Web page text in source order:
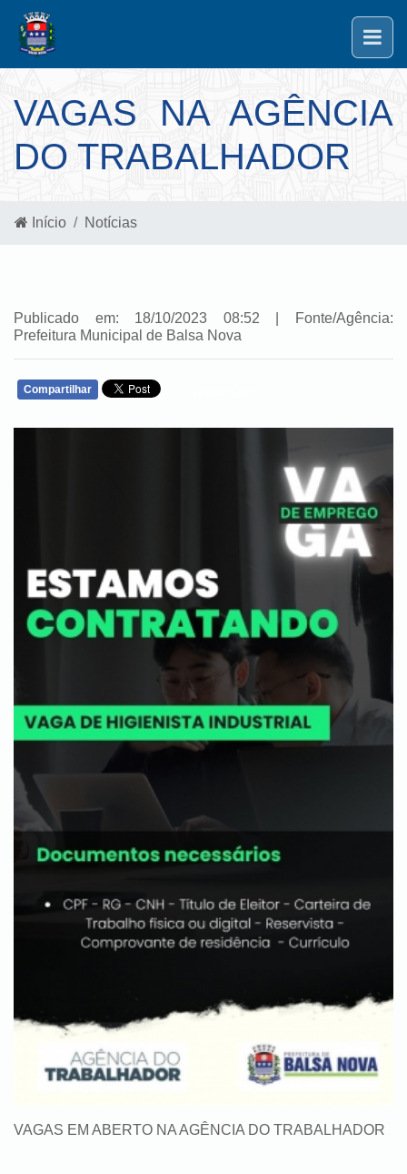
VAGAS NA AGÊNCIA
DO TRABALHADOR
Início Notícias
Publicado em: 18/10/2023 08:52 | Fonte/Agência:
Prefeitura Municipal de Balsa Nova
Compartilhar
VAGAS EM ABERTO NA AGÊNCIA DO TRABALHADOR